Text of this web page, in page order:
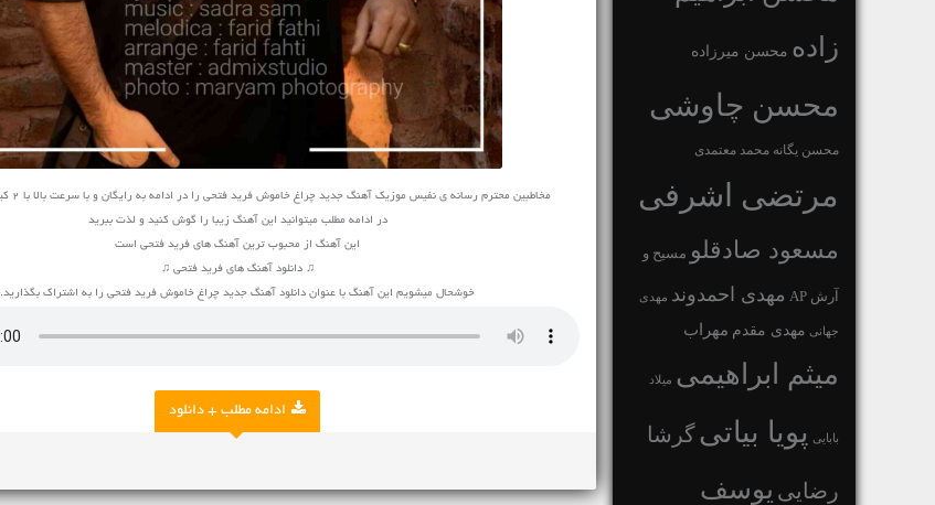
زاده محسن میرزاده
محسن چاوشی
محسن یگانه محمد معتمدی
مرتضی اشرفی
مسعود صادقلو مسیح و
آرش AP مهدی احمدوند مهدی
جهانی مهدی مقدم مهراب
میثم ابراهیمی میلاد
بابایی پویا بیاتیگرشا
رضایی یوسف
مخاطبین محترم رسانه ی نفیس موزیک آهنگ جدید چراغ خاموش فرید فتحی را در ادامه به رایگان و با سرعت بالا با 2 کیفیت دانلود کنید
در ادامه مطلب میتوانید این آهنگ زیبا را گوش کنید و لذت ببرید
این آهنگ از محبوب ترین آهنگ های فرید فتحی است
♫ دانلود آهنگ های فرید فتحی ♫
خوشحال میشویم این آهنگ با عنوان دانلود آهنگ جدید چراغ خاموش فرید فتحی را به اشتراک بگذارید.
ادامه مطلب + دانلود